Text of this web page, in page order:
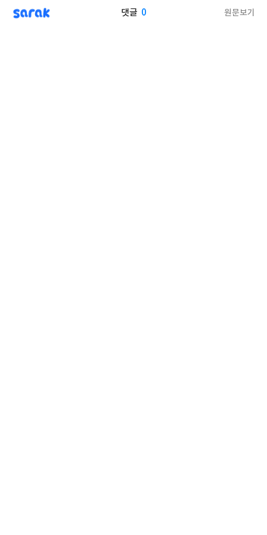
sarak 댓글 0 원문보기